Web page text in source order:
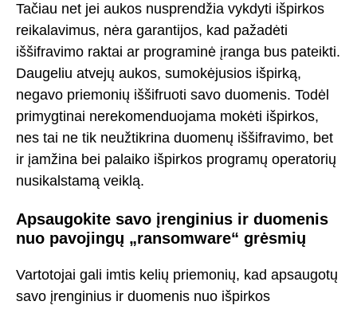
Tačiau net jei aukos nusprendžia vykdyti išpirkos
reikalavimus, nėra garantijos, kad pažadėti
iššifravimo raktai ar programinė įranga bus pateikti.
Daugeliu atvejų aukos, sumokėjusios išpirką,
negavo priemonių iššifruoti savo duomenis. Todėl
primygtinai nerekomenduojama mokėti išpirkos,
nes tai ne tik neužtikrina duomenų iššifravimo, bet
ir įamžina bei palaiko išpirkos programų operatorių
nusikalstamą veiklą.
Apsaugokite savo įrenginius ir duomenis
nuo pavojingų „ransomware“ grėsmių
Vartotojai gali imtis kelių priemonių, kad apsaugotų
savo įrenginius ir duomenis nuo išpirkos